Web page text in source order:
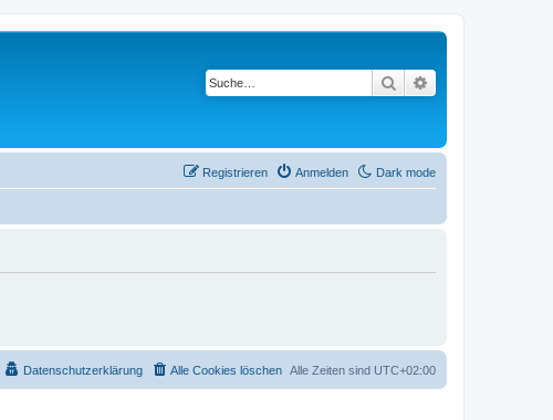
Suche
Dark mode
Anmelden
Registrieren
Alle Zeiten sind UTC+02:00
Alle Cookies löschen
Datenschutzerklärung